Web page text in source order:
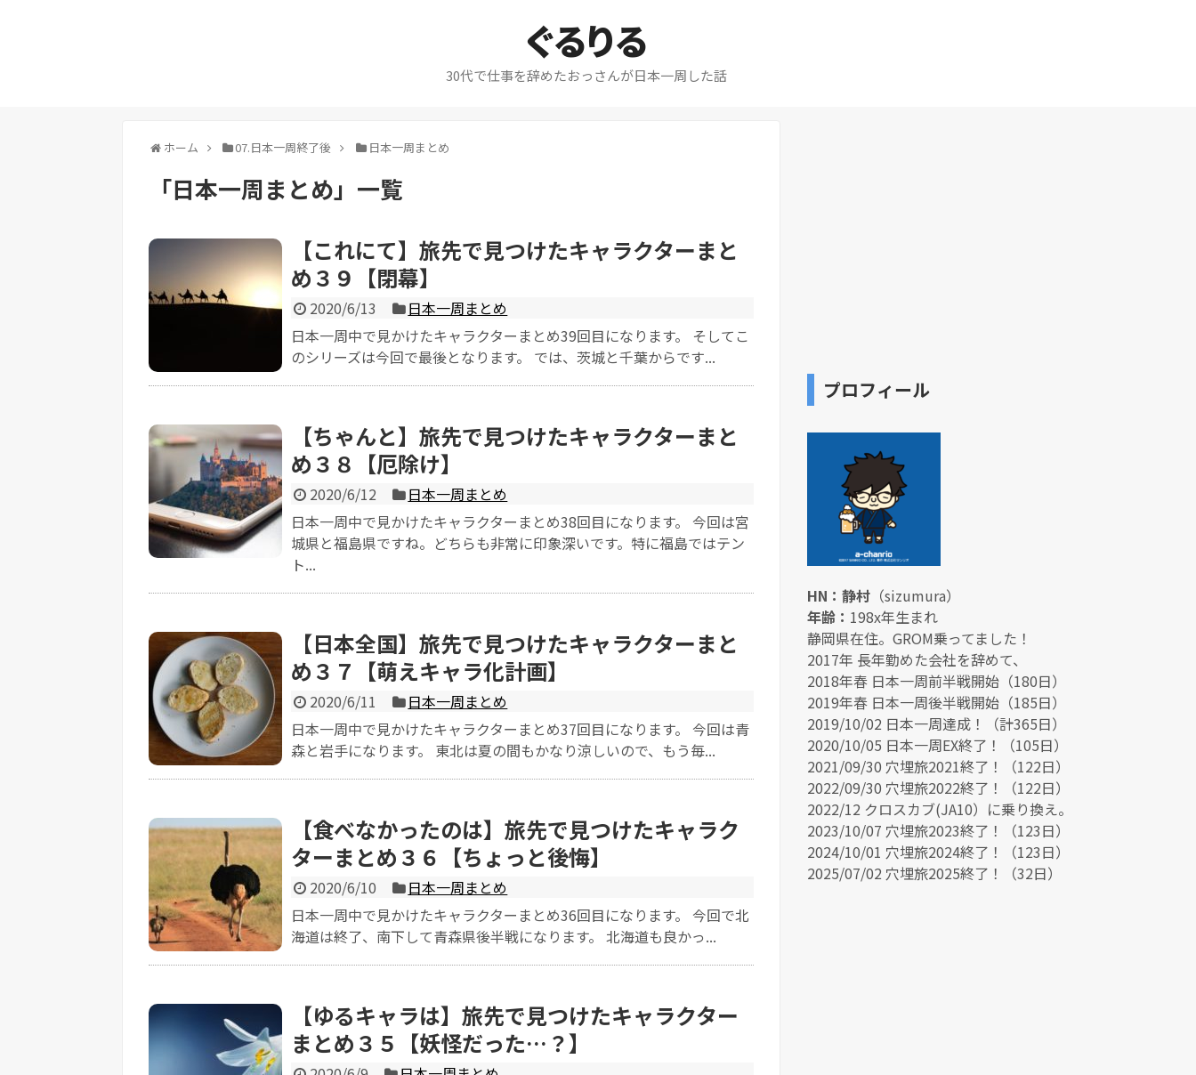
ぐるりる
30代で仕事を辞めたおっさんが日本一周した話
ホーム 07.日本一周終了後 日本一周まとめ
「日本一周まとめ」 一覧
【これにて】旅先で見つけたキャラクターまと
め３９【閉幕】
2020/6/13
日本一周まとめ
日本一周中で見かけたキャラクターまとめ39回目になります。 そしてこ
のシリーズは今回で最後となります。 では、茨城と千葉からです...
【ちゃんと】旅先で見つけたキャラクターまと
め３８【厄除け】
2020/6/12
日本一周まとめ
日本一周中で見かけたキャラクターまとめ38回目になります。 今回は宮
城県と福島県ですね。どちらも非常に印象深いです。特に福島ではテン
ト...
【日本全国】旅先で見つけたキャラクターまと
め３７【萌えキャラ化計画】
2020/6/11
日本一周まとめ
日本一周中で見かけたキャラクターまとめ37回目になります。 今回は青
森と岩手になります。 東北は夏の間もかなり涼しいので、もう毎...
【食べなかったのは】旅先で見つけたキャラク
ターまとめ３６【ちょっと後悔】
2020/6/10
日本一周まとめ
日本一周中で見かけたキャラクターまとめ36回目になります。 今回で北
海道は終了、南下して青森県後半戦になります。 北海道も良かっ...
【ゆるキャラは】旅先で見つけたキャラクター
まとめ３５【妖怪だった…？】
プロフィール
HN：静村 （sizumura）
年齢： 198x年生まれ
静岡県在住。GROM乗ってました！
2017年 長年勤めた会社を辞めて、
2018年春 日本一周前半戦開始（180日）
2019年春 日本一周後半戦開始（185日）
2019/10/02 日本一周達成！（計365日）
2020/10/05 日本一周EX終了！（105日）
2021/09/30 穴埋旅2021終了！（122日）
2022/09/30 穴埋旅2022終了！（122日）
2022/12 クロスカブ(JA10）に乗り換え。
2023/10/07 穴埋旅2023終了！（123日）
2024/10/01 穴埋旅2024終了！（123日）
2025/07/02 穴埋旅2025終了！（32日）